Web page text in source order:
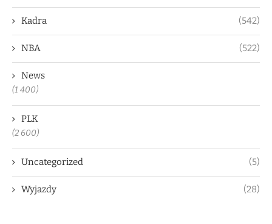
Kadra (542)
NBA (522)
News
(1 400)
PLK
(2 600)
Uncategorized (5)
Wyjazdy (28)